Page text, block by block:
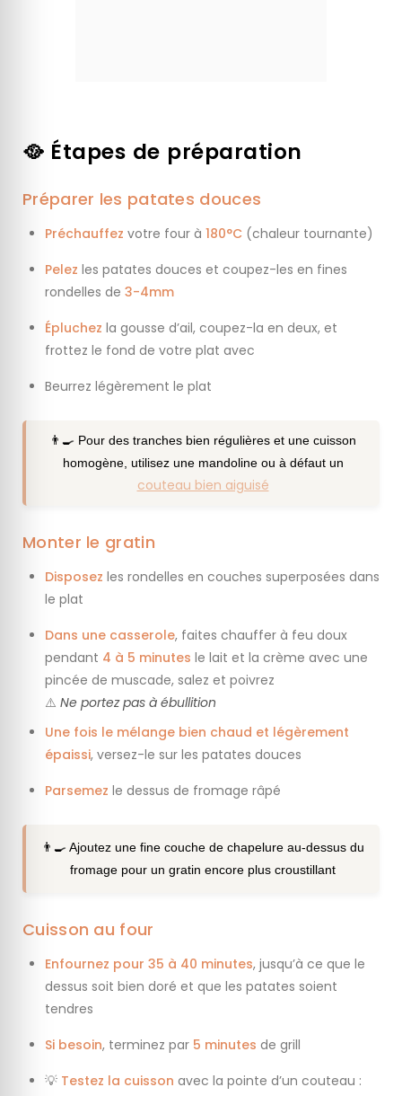
🥘 Étapes de préparation
Préparer les patates douces
Préchauffez votre four à 180°C (chaleur tournante)
Pelez les patates douces et coupez-les en fines
rondelles de 3-4mm
Épluchez la gousse d’ail, coupez-la en deux, et
frottez le fond de votre plat avec
Beurrez légèrement le plat
👨‍🍳 Pour des tranches bien régulières et une cuisson
homogène, utilisez une mandoline ou à défaut un
couteau bien aiguisé
Monter le gratin
Disposez les rondelles en couches superposées dans
le plat
Dans une casserole, faites chauffer à feu doux
pendant 4 à 5 minutes le lait et la crème avec une
pincée de muscade, salez et poivrez
⚠️ Ne portez pas à ébullition
Une fois le mélange bien chaud et légèrement
épaissi, versez-le sur les patates douces
Parsemez le dessus de fromage râpé
👨‍🍳 Ajoutez une fine couche de chapelure au-dessus du
fromage pour un gratin encore plus croustillant
Cuisson au four
Enfournez pour 35 à 40 minutes, jusqu’à ce que le
dessus soit bien doré et que les patates soient
tendres
Si besoin, terminez par 5 minutes de grill
💡 Testez la cuisson avec la pointe d’un couteau :